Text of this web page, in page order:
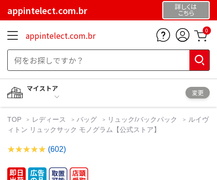
appintelect.com.br 詳しくは
こちら
appintelect.com.br 0
マイストア
変更
TOP レディース バッグ リュック/バックパック
ルイヴ
ィトン リュックサック モノグラム【公式ストア】
(602)